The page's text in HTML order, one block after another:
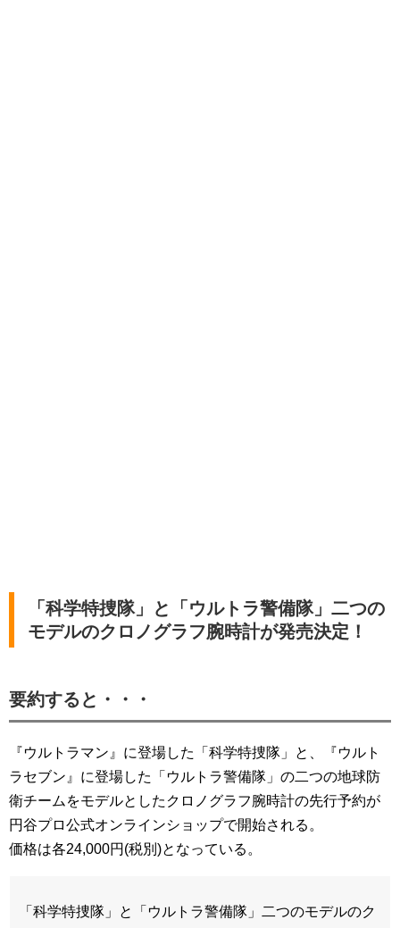
「科学特捜隊」と「ウルトラ警備隊」二つの
モデルのクロノグラフ腕時計が発売決定！
要約すると・・・
『ウルトラマン』に登場した「科学特捜隊」と、『ウルト
ラセブン』に登場した「ウルトラ警備隊」の二つの地球防
衛チームをモデルとしたクロノグラフ腕時計の先行予約が
円谷プロ公式オンラインショップで開始される。
価格は各24,000円(税別)となっている。
「科学特捜隊」と「ウルトラ警備隊」二つのモデルのク